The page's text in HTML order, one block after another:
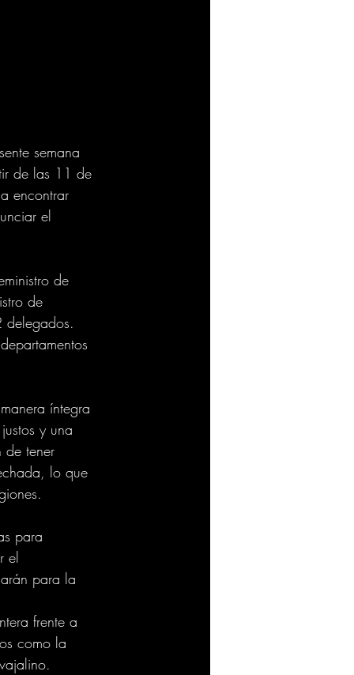
semana
de las 11 de
encontrar
el
de
de
delegados.
íntegra
y una
tener
lo que
para
el
para la
frente a
como la